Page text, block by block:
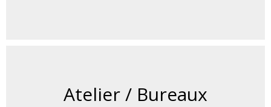
Atelier / Bureaux